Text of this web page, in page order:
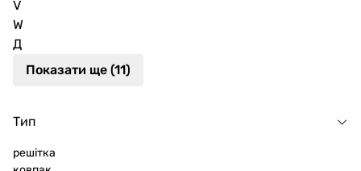
V
W
Д
Показати ще (11)
Тип
решітка